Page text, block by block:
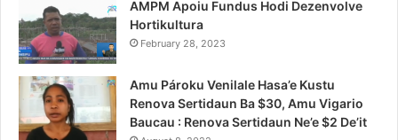
AMPM Apoiu Fundus Hodi Dezenvolve
Hortikultura
February 28, 2023
Amu Pároku Venilale Hasa’e Kustu
Renova Sertidaun Ba $30, Amu Vigario
Baucau : Renova Sertidaun Ne’e $2 De’it